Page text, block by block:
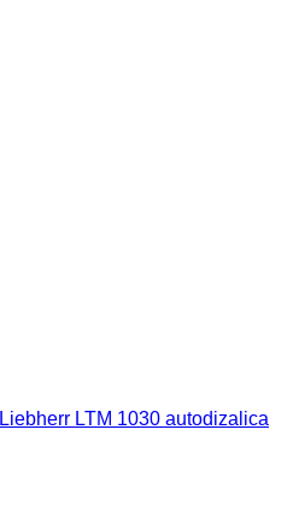
Liebherr LTM 1030 autodizalica